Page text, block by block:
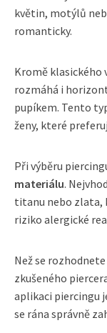
květin, motýlů
romanticky.
Kromě klasického
rozmáhá i
pupíkem. Tento
ženy, které
Při výběru
materiálu.
titanu nebo zlata,
riziko alergické
Než se
zkušeného
aplikaci piercingu
se rána správně